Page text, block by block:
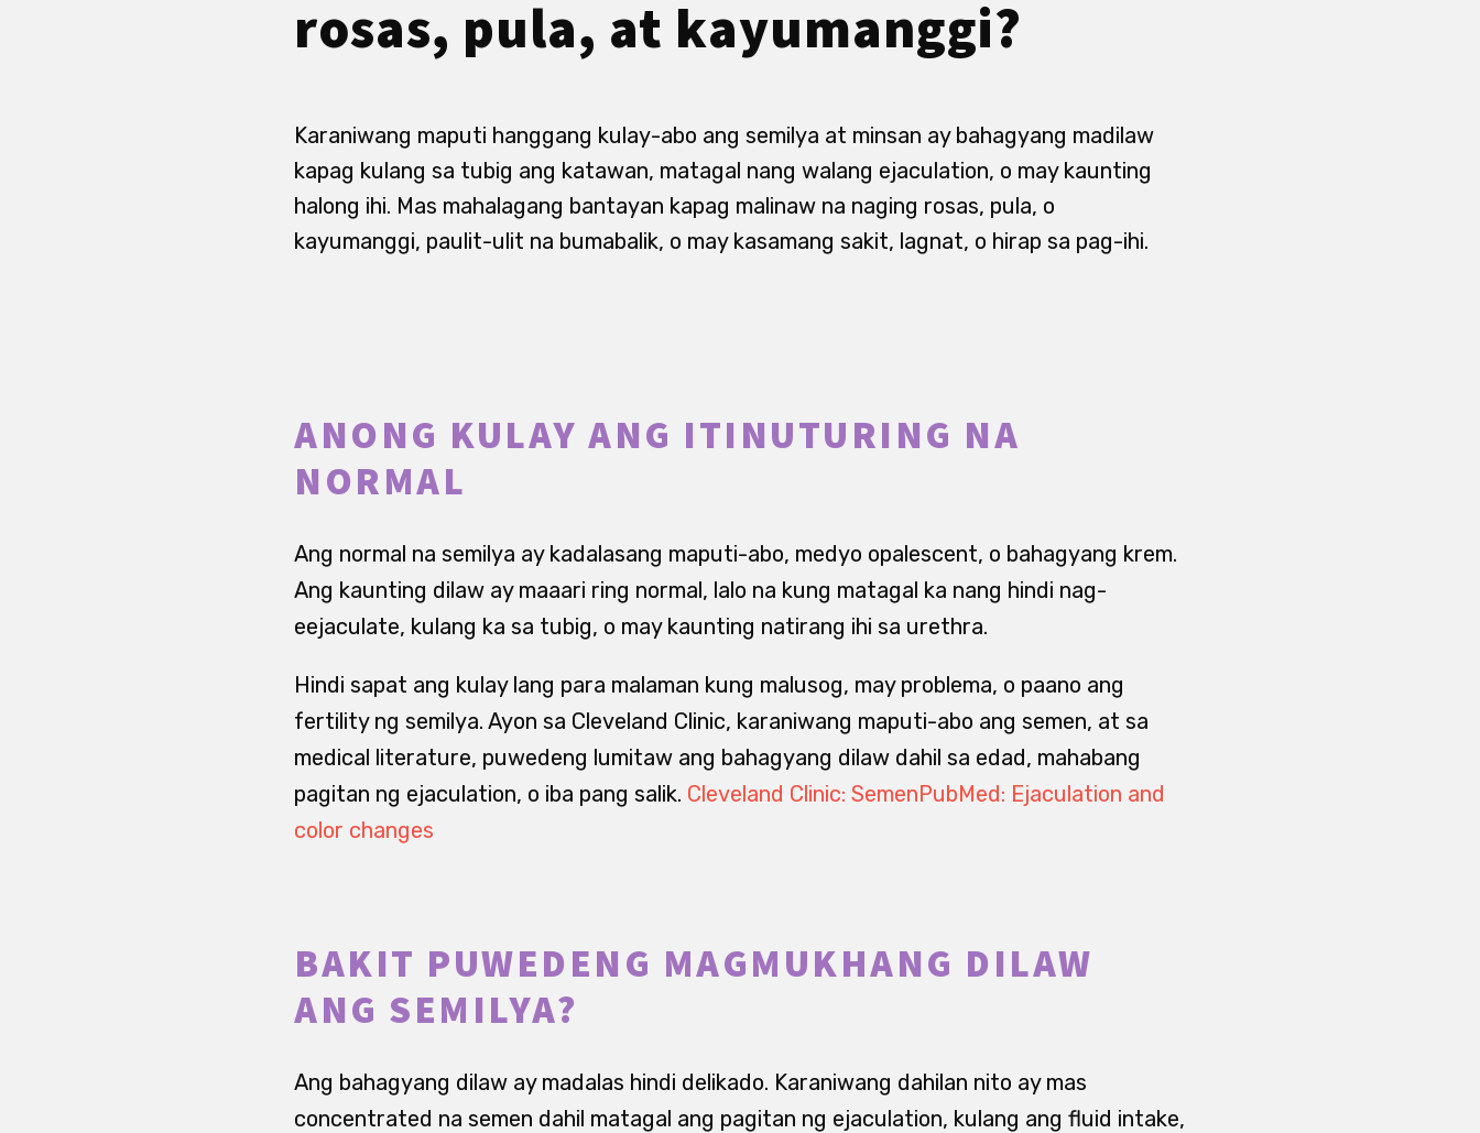
rosas, pula, at kayumanggi?
Karaniwang maputi hanggang kulay-abo ang semilya at minsan ay bahagyang madilaw
kapag kulang sa tubig ang katawan, matagal nang walang ejaculation, o may kaunting
halong ihi. Mas mahalagang bantayan kapag malinaw na naging rosas, pula, o
kayumanggi, paulit-ulit na bumabalik, o may kasamang sakit, lagnat, o hirap sa pag-ihi.
ANONG KULAY ANG ITINUTURING NA
NORMAL
Ang normal na semilya ay kadalasang maputi-abo, medyo opalescent, o bahagyang krem.
Ang kaunting dilaw ay maaari ring normal, lalo na kung matagal ka nang hindi nag-
eejaculate, kulang ka sa tubig, o may kaunting natirang ihi sa urethra.
Hindi sapat ang kulay lang para malaman kung malusog, may problema, o paano ang
fertility ng semilya. Ayon sa Cleveland Clinic, karaniwang maputi-abo ang semen, at sa
medical literature, puwedeng lumitaw ang bahagyang dilaw dahil sa edad, mahabang
pagitan ng ejaculation, o iba pang salik. Cleveland Clinic: SemenPubMed: Ejaculation and
color changes
BAKIT PUWEDENG MAGMUKHANG DILAW
ANG SEMILYA?
Ang bahagyang dilaw ay madalas hindi delikado. Karaniwang dahilan nito ay mas
concentrated na semen dahil matagal ang pagitan ng ejaculation, kulang ang fluid intake,